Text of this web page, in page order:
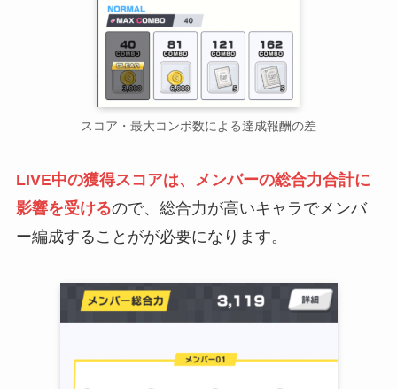
スコア・最大コンボ数による達成報酬の差
LIVE中の獲得スコアは、メンバーの総合力合計に
影響を受けるので、総合力が高いキャラでメンバ
ー編成することがが必要になります。